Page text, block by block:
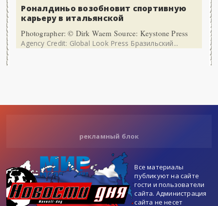
Роналдиньо возобновит спортивную
карьеру в итальянской
Photographer: © Dirk Waem Source: Keystone Press
Agency Credit: Global Look Press Бразильский...
рекламный блок
Все материалы
публикуют на сайте
гости и пользователи
сайта. Администрация
сайта не несет